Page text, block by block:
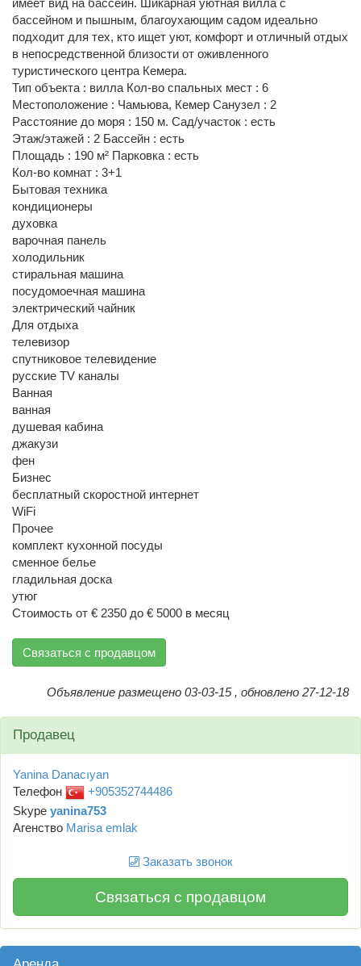
бассейном и пышным, благоухающим садом идеально
подходит для тех, кто ищет уют, комфорт и отличный отдых
в непосредственной близости от оживленного
туристического центра Кемера.
Тип объекта : вилла Кол-во спальных мест : 6
Местоположение : Чамьюва, Кемер Санузел : 2
Расстояние до моря : 150 м. Сад/участок : есть
Этаж/этажей : 2 Бассейн : есть
Площадь : 190 м² Парковка : есть
Кол-во комнат : 3+1
Бытовая техника
кондиционеры
духовка
варочная панель
холодильник
стиральная машина
посудомоечная машина
электрический чайник
Для отдыха
телевизор
спутниковое телевидение
русские TV каналы
Ванная
ванная
душевая кабина
джакузи
фен
Бизнес
бесплатный скоростной интернет
WiFi
Прочее
комплект кухонной посуды
сменное белье
гладильная доска
утюг
Стоимость от € 2350 до € 5000 в месяц
Связаться с продавцом
Объявление размещено 03-03-15 , обновлено 27-12-18
Продавец
Yanina Danacıyan
Телефон
+905352744486
Skype yanina753
Агенство Marisa emlak
Заказать звонок
Связаться с продавцом